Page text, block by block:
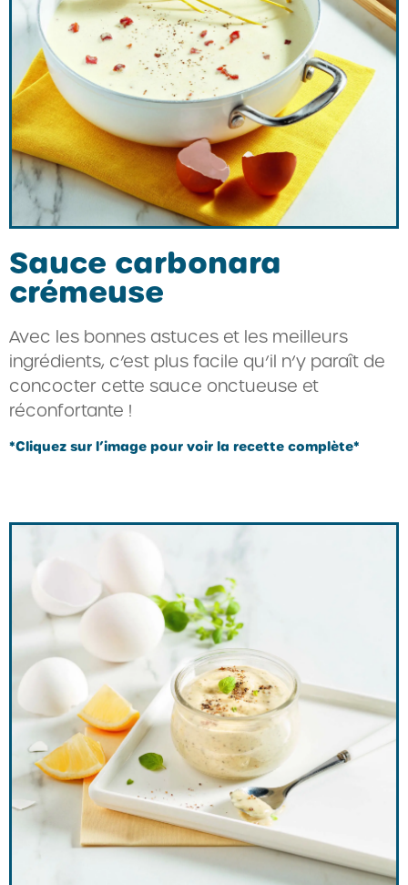
Sauce carbonara
crémeuse
Avec les bonnes astuces et les meilleurs
ingrédients, c’est plus facile qu’il n’y paraît de
concocter cette sauce onctueuse et
réconfortante !
*Cliquez sur l’image pour voir la recette complète*